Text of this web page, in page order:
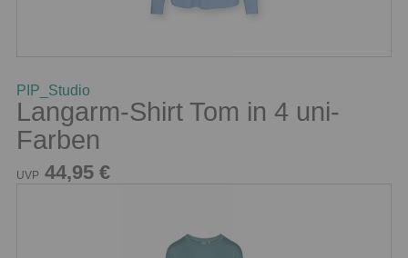
PIP_Studio
Langarm-Shirt Tom in 4 uni-
Farben
UVP 44,95 €